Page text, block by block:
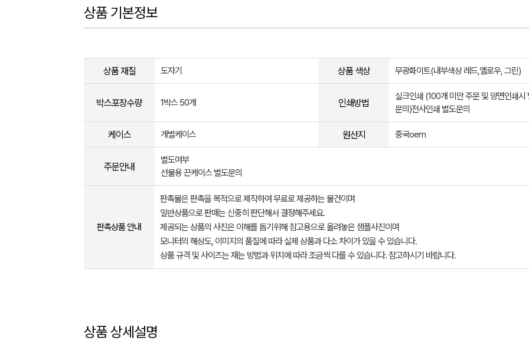
상품 기본정보
상품 재질 도자기 상품 색상 무광화이트(내부색상 레드,옐로우, 그린)
박스포장수량 1박스 50개 인쇄방법
실크인쇄 (100개 미만 주문 및 양면인쇄시
문의)전사인쇄 별도문의
케이스 개별케이스 원산지 중국oem
주문안내
별도여부
선물용 끈케이스 별도문의
판촉상품 안내
판촉물은 판촉을 목적으로 제작하여 무료로 제공하는 물건이며
일반상품으로 판매는 신중히 판단해서 결정해주세요.
제공되는 상품의 사진은 이해를 돕기위해 참고용으로 올려놓은 샘플사진이며
모니터의 해상도, 이미지의 품질에 따라 실제 상품과 다소 차이가 있을 수 있습니다.
상품 규격 및 사이즈는 재는 방법과 위치에 따라 조금씩 다를 수 있습니다. 참고하시기 바랍니다.
상품 상세설명